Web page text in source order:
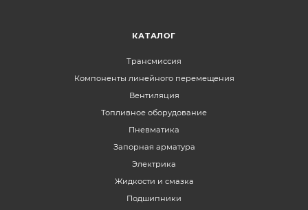
КАТАЛОГ
Трансмиссия
Компоненты линейного перемещения
Вентиляция
Топливное оборудование
Пневматика
Запорная арматура
Электрика
Жидкости и смазка
Подшипники